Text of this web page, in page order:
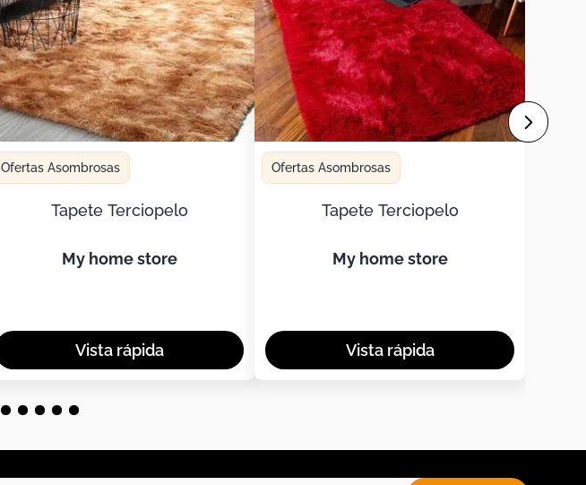
Ofertas Asombrosas
Tapete Terciopelo
my home store
Ofertas Asombrosas
Tapete Terciopelo
my home store